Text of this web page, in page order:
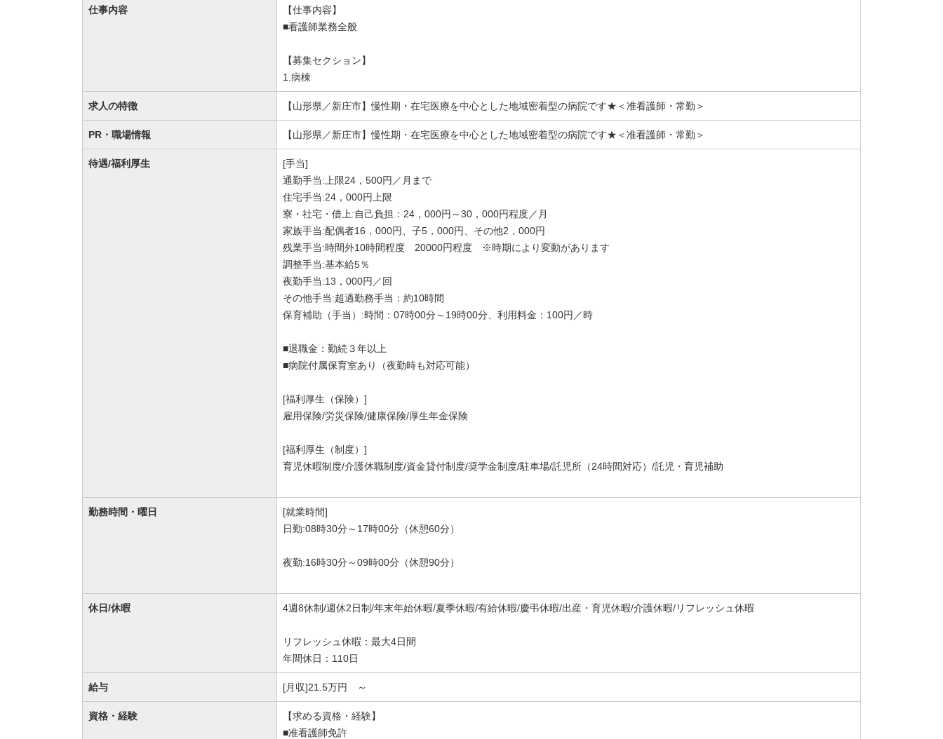
仕事内容
【仕事内容】
■看護師業務全般
【募集セクション】
1.病棟
求人の特徴 【山形県／新庄市】慢性期・在宅医療を中心とした地域密着型の病院です★＜准看護師・常勤＞
PR・職場情報 【山形県／新庄市】慢性期・在宅医療を中心とした地域密着型の病院です★＜准看護師・常勤＞
待遇/福利厚生
[手当]
通勤手当:上限24，500円／月まで
住宅手当:24，000円上限
寮・社宅・借上:自己負担：24，000円～30，000円程度／月
家族手当:配偶者16，000円、子5，000円、その他2，000円
残業手当:時間外10時間程度 20000円程度 ※時期により変動があります
調整手当:基本給5％
夜勤手当:13，000円／回
その他手当:超過勤務手当：約10時間
保育補助（手当）:時間：07時00分～19時00分、利用料金：100円／時
■退職金：勤続３年以上
■病院付属保育室あり（夜勤時も対応可能）
[福利厚生（保険）]
雇用保険/労災保険/健康保険/厚生年金保険
[福利厚生（制度）]
育児休暇制度/介護休職制度/資金貸付制度/奨学金制度/駐車場/託児所（24時間対応）/託児・育児補助
勤務時間・曜日
[就業時間]
日勤:08時30分～17時00分（休憩60分）
夜勤:16時30分～09時00分（休憩90分）
休日/休暇 4週8休制/週休2日制/年末年始休暇/夏季休暇/有給休暇/慶弔休暇/出産・育児休暇/介護休暇/リフレッシュ休暇
リフレッシュ休暇：最大4日間
年間休日：110日
給与 [月収]21.5万円 ～
資格・経験
【求める資格・経験】
■准看護師免許